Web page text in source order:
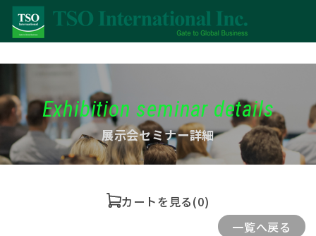
Exhibition seminar details
展示会セミナー詳細
カートを見る(0)
一覧へ戻る